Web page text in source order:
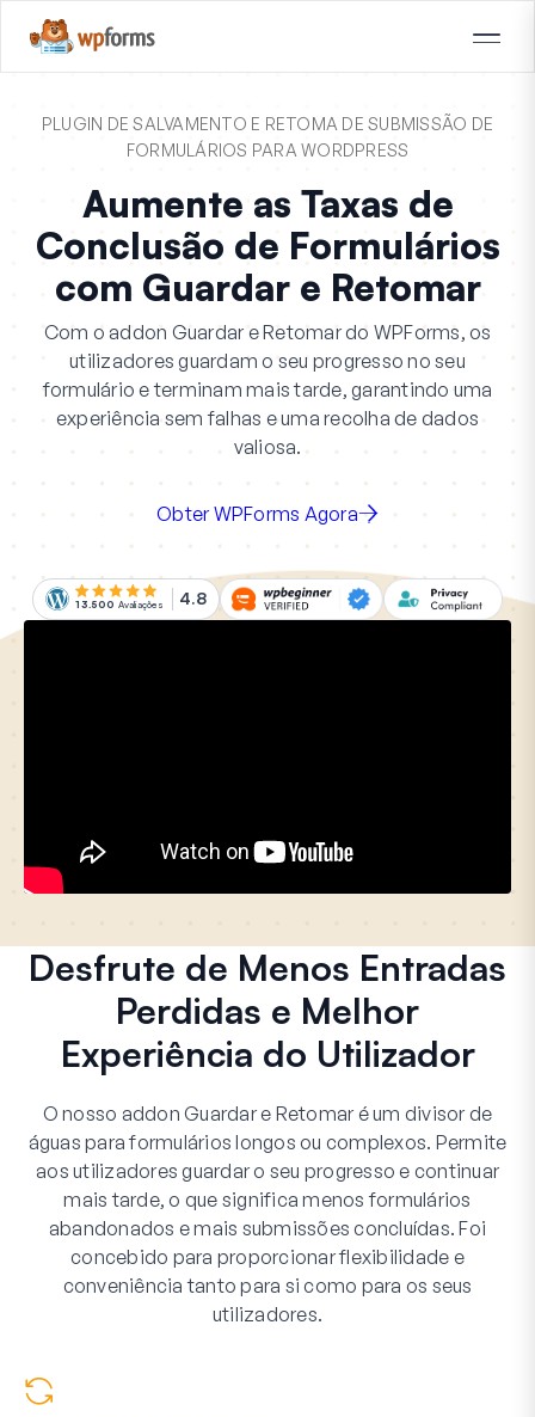
PLUGIN DE SALVAMENTO E RETOMA DE SUBMISSÃO DE
FORMULÁRIOS PARA WORDPRESS
Aumente as Taxas de
Conclusão de Formulários
com Guardar e Retomar
Com o addon Guardar e Retomar do WPForms, os
utilizadores guardam o seu progresso no seu
formulário e terminam mais tarde, garantindo uma
experiência sem falhas e uma recolha de dados
valiosa.
Obter WPForms Agora
13.500 Avaliações 4.8
Desfrute de Menos Entradas
Perdidas e Melhor
Experiência do Utilizador
O nosso addon Guardar e Retomar é um divisor de
águas para formulários longos ou complexos. Permite
aos utilizadores guardar o seu progresso e continuar
mais tarde, o que significa menos formulários
abandonados e mais submissões concluídas. Foi
concebido para proporcionar flexibilidade e
conveniência tanto para si como para os seus
utilizadores.